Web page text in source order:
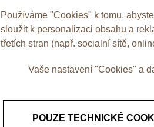
Používáme "Cookies" k tomu,
sloužit k personalizaci obsahu a
třetích stran (např. socialní sítě,
Vaše nastavení "Cookies" a
POUZE TECHNICKÉ